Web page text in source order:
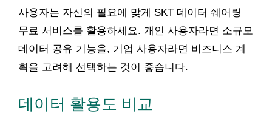
사용자는 자신의 필요에 맞게 SKT 데이터 쉐어링
무료 서비스를 활용하세요. 개인 사용자라면 소규모
데이터 공유 기능을, 기업 사용자라면 비즈니스 계
획을 고려해 선택하는 것이 좋습니다.
데이터 활용도 비교